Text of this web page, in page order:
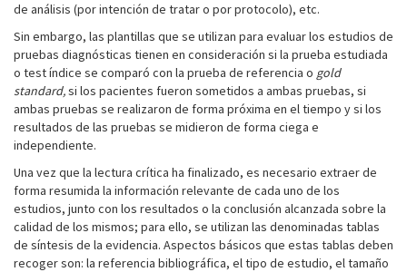
de análisis (por intención de tratar o por protocolo), etc.
Sin embargo, las plantillas que se utilizan para evaluar los estudios de
pruebas diagnósticas tienen en consideración si la prueba estudiada
o test índice se comparó con la prueba de referencia o gold
standard,si los pacientes fueron sometidos a ambas pruebas, si
ambas pruebas se realizaron de forma próxima en el tiempo y si los
resultados de las pruebas se midieron de forma ciega e
independiente.
Una vez que la lectura crítica ha finalizado, es necesario extraer de
forma resumida la información relevante de cada uno de los
estudios, junto con los resultados o la conclusión alcanzada sobre la
calidad de los mismos; para ello, se utilizan las denominadas tablas
de síntesis de la evidencia. Aspectos básicos que estas tablas deben
recoger son: la referencia bibliográfica, el tipo de estudio, el tamaño